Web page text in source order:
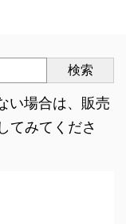
検索
い場合は、販売
てみてくださ